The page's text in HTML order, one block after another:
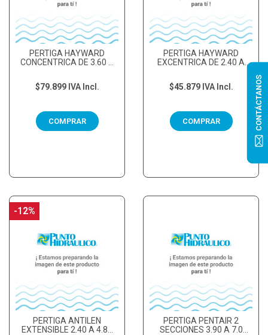
PERTIGA HAYWARD
CONCENTRICA DE 3.60 A
$79.899 IVA Incl.
COMPRAR
PERTIGA HAYWARD
EXCENTRICA DE 2.40 A
$45.879 IVA Incl.
COMPRAR
PERTIGA ANTILEN
EXTENSIBLE 2.40 A 4.80
-12%
PERTIGA PENTAIR 2
SECCIONES 3.90 A 7.0
CONTÁCTANOS